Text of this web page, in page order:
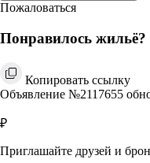
Пожаловаться
Понравилось жильё?
Копировать ссылку
Объявление №2117655
₽
Приглашайте друзей и